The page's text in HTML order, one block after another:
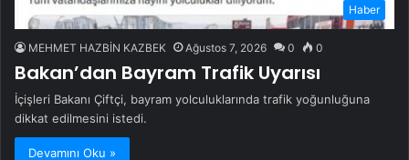
Haber
MEHMET HAZBİN KAZBEK Ağustos 7, 2026 0 0
Bakan’dan Bayram Trafik Uyarısı
İçişleri Bakanı Çiftçi, bayram yolculuklarında trafik yoğunluğuna
dikkat edilmesini istedi.
Devamını Oku »